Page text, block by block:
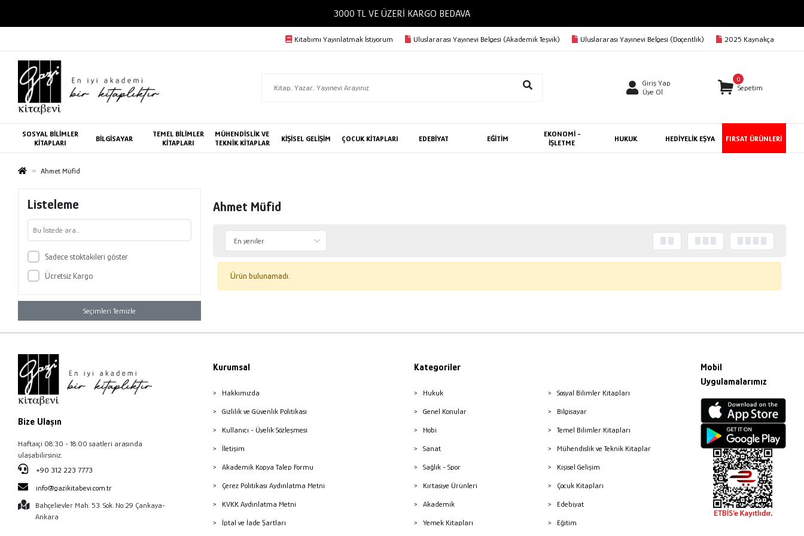
3000 TL VE ÜZERİ KARGO BEDAVA
Kitabımı Yayınlatmak İstiyorum Uluslararası Yayınevi Belgesi (Akademik Teşvik) Uluslararası Yayınevi Belgesi (Doçentlik) 2025 Kaynakça
Giriş Yap
Üye Ol
0
Sepetim
SOSYAL BİLİMLER
KİTAPLARI
BİLGİSAYAR
TEMEL BİLİMLER
KİTAPLARI
MÜHENDİSLİK VE
TEKNİK KİTAPLAR
KİŞİSEL GELİŞİM ÇOCUK KİTAPLARI EDEBİYAT EĞİTİM
EKONOMİ -
İŞLETME
HUKUK HEDİYELİK EŞYA FIRSAT ÜRÜNLERİ
Ahmet Müfid
Listeleme
Sadece stoktakileri göster
Ücretsiz Kargo
Seçimleri Temizle
Ahmet Müfid
Ürün bulunamadı.
Bize Ulaşın
Haftaiçi 08:30 - 18:00 saatleri arasında
ulaşabilirsiniz.
+90 312 223 7773
info@gazikitabevi.com.tr
Bahçelievler Mah. 53. Sok. No:29 Çankaya-
Ankara
Kurumsal
Hakkımızda
Gizlilik ve Güvenlik Politikası
Kullanıcı - Üyelik Sözleşmesi
İletişim
Akademik Kopya Talep Formu
Çerez Politikası Aydınlatma Metni
KVKK Aydınlatma Metni
İptal ve İade Şartları
Kategoriler
Hukuk
Genel Konular
Hobi
Sanat
Sağlık - Spor
Kırtasiye Ürünleri
Akademik
Yemek Kitapları
Sosyal Bilimler Kitapları
Bilgisayar
Temel Bilimler Kitapları
Mühendislik ve Teknik Kitaplar
Kişisel Gelişim
Çocuk Kitapları
Edebiyat
Eğitim
Mobil
Uygulamalarımız